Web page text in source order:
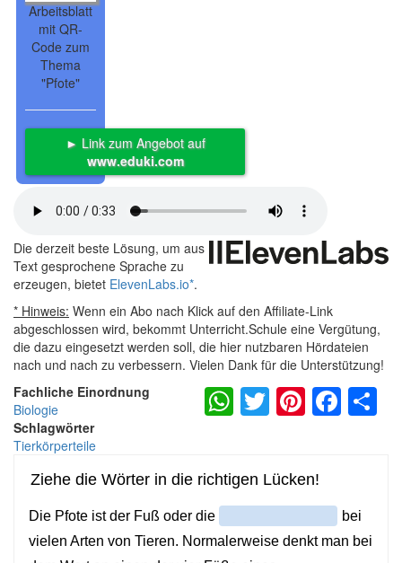
Arbeitsblatt
mit QR-
Code zum
Thema
"Pfote"
► Link zum Angebot auf
www.eduki.com
Die derzeit beste Lösung, um aus
Text gesprochene Sprache zu
erzeugen, bietet ElevenLabs.io*.
* Hinweis: Wenn ein Abo nach Klick auf den Affiliate-Link
abgeschlossen wird, bekommt Unterricht.Schule eine Vergütung,
die dazu eingesetzt werden soll, die hier nutzbaren Hördateien
nach und nach zu verbessern. Vielen Dank für die Unterstützung!
Fachliche Einordnung
Biologie
Schlagwörter
Tierkörperteile
WhatsApp
Twitter